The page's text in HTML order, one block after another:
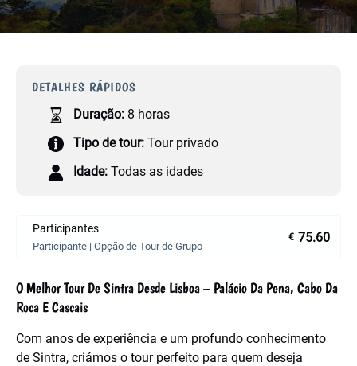
DETALHES RÁPIDOS
Duração: 8 horas
Tipo de tour: Tour privado
Idade: Todas as idades
Participantes
Participante | Opção de Tour de Grupo
€ 75.60
O Melhor Tour De Sintra Desde Lisboa – Palácio Da Pena, Cabo Da
Roca E Cascais
Com anos de experiência e um profundo conhecimento
de Sintra, criámos o tour perfeito para quem deseja